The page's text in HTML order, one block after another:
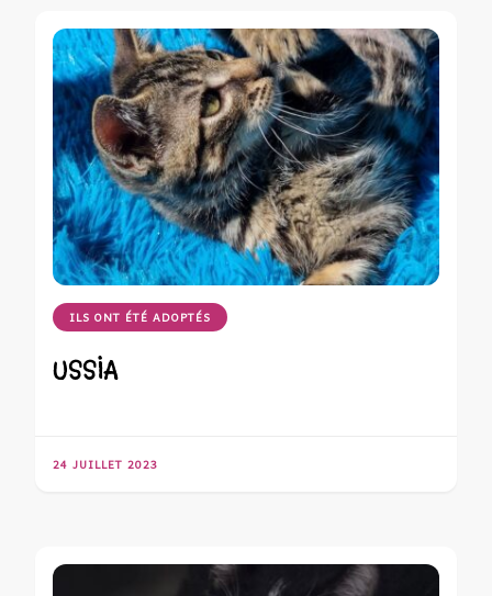
ILS ONT ÉTÉ ADOPTÉS
USSIA
24 JUILLET 2023